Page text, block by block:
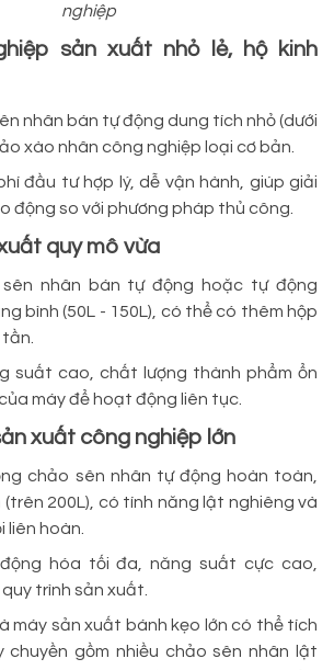
nghiệp
sản xuất nhỏ lẻ, hộ kinh
nhân bán tự động dung tích nhỏ (dưới
xào nhân công nghiệp loại cơ bản.
đầu tư hợp lý, dễ vận hành, giúp giải
động so với phương pháp thủ công.
quy mô vừa
nhân bán tự động hoặc tự động
bình (50L - 150L), có thể có thêm hộp
suất cao, chất lượng thành phẩm ổn
máy để hoạt động liên tục.
xuất công nghiệp lớn
chảo sên nhân tự động hoàn toàn,
200L), có tính năng lật nghiêng và
liên hoàn.
hóa tối đa, năng suất cực cao,
trình sản xuất.
máy sản xuất bánh kẹo lớn có thể tích
chuyền gồm nhiều chảo sên nhân lật